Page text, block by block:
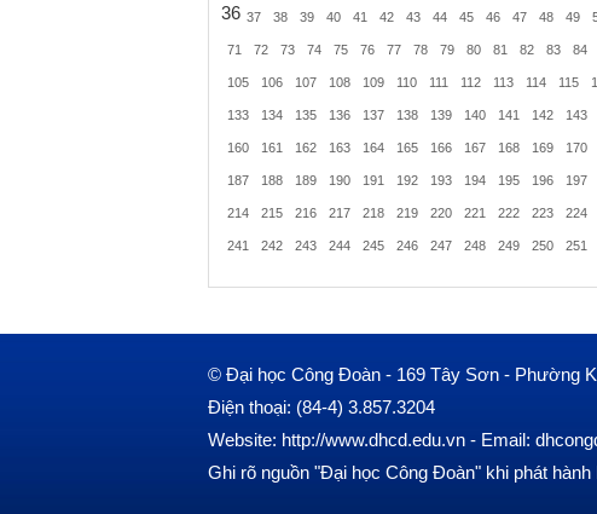
36 37 38 39 40 41 42 43 44 45 46 47 48 49
71 72 73 74 75 76 77 78 79 80 81 82 83 84
105 106 107 108 109 110 111 112 113 114 115
133 134 135 136 137 138 139 140 141 142 143
160 161 162 163 164 165 166 167 168 169 170
187 188 189 190 191 192 193 194 195 196 197
214 215 216 217 218 219 220 221 222 223 224
241 242 243 244 245 246 247 248 249 250 251
© Đại học Công Đoàn - 169 Tây Sơn - Phường
Điện thoại: (84-4) 3.857.3204
Website: http://www.dhcd.edu.vn - Email:
Ghi rõ nguồn "Đại học Công Đoàn" khi phát hành